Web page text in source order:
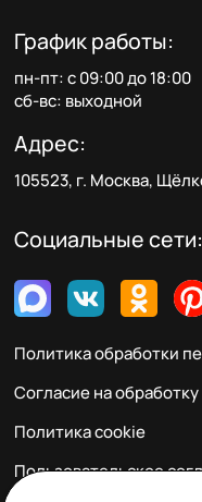
График работы:
пн-пт: с 09:00 до 18:00
сб-вс: выходной
Адрес:
105523, г. Москва,
Социальные сети:
Политика обработки
Согласие на
Политика cookie
Пользовательское